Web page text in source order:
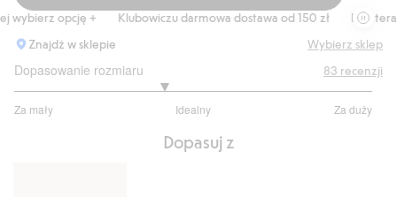
Stanik
opcję + Klubowiczu darmowa dostawa od 150 zł
Kup
Znajdź w sklepie
Wybierz sklep
Dopasowanie rozmiaru
Za mały Idealny Za duży
na
83 recenzji
Dopasuj z